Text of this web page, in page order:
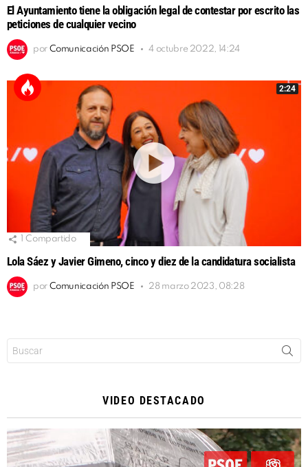
El Ayuntamiento tiene la obligación legal de contestar por escrito las
peticiones de cualquier vecino
por Comunicación PSOE 4 octubre 2022, 14:24
2:24
Compartido
Lola Sáez y Javier Gimeno, cinco y diez de la candidatura socialista
por Comunicación PSOE 28 marzo 2023, 08:28
VIDEO DESTACADO
Reproductor
de
vídeo